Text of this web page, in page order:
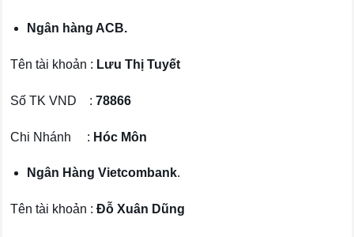
Ngân hàng ACB.
Tên tài khoản : Lưu Thị Tuyết
Số TK VND : 78866
Chi Nhánh : Hóc Môn
Ngân Hàng Vietcombank.
Tên tài khoản : Đỗ Xuân Dũng